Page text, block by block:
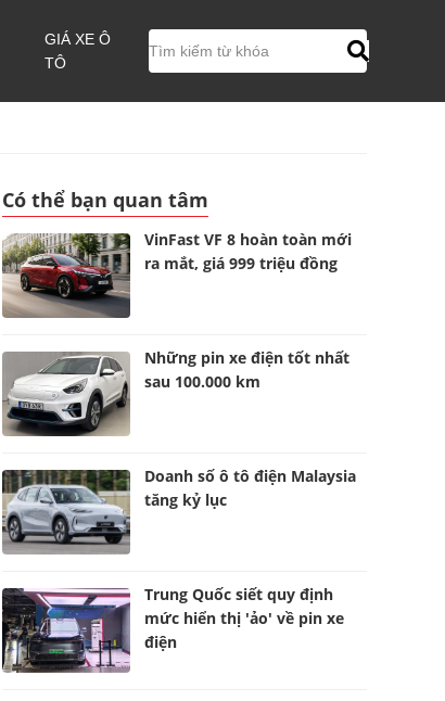
GIÁ XE Ô
TÔ
Có thể bạn quan tâm
VinFast VF 8 hoàn toàn mới
ra mắt, giá 999 triệu đồng
Những pin xe điện tốt nhất
sau 100.000 km
Doanh số ô tô điện Malaysia
tăng kỷ lục
Trung Quốc siết quy định
mức hiển thị 'ảo' về pin xe
điện